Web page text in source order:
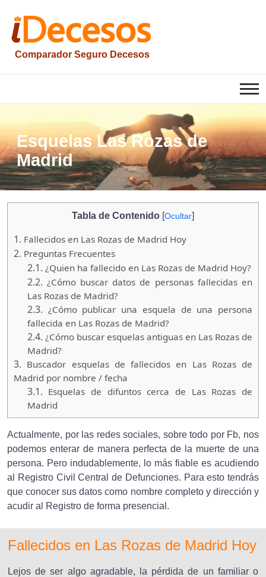
contenido
Comparador Seguro Decesos
iesquelas
Esquelas Las Rozas de
Madrid
Tabla de Contenido [Ocultar]
1. Fallecidos en Las Rozas de Madrid Hoy
2. Preguntas Frecuentes
2.1. ¿Quien ha fallecido en Las Rozas de Madrid Hoy?
2.2. ¿Cómo buscar datos de personas fallecidas en
Las Rozas de Madrid?
2.3. ¿Cómo publicar una esquela de una persona
fallecida en Las Rozas de Madrid?
2.4. ¿Cómo buscar esquelas antiguas en Las Rozas de
Madrid?
3. Buscador esquelas de fallecidos en Las Rozas de
Madrid por nombre / fecha
3.1. Esquelas de difuntos cerca de Las Rozas de
Madrid
Actualmente, por las redes sociales, sobre todo por Fb, nos
podemos enterar de manera perfecta de la muerte de una
persona. Pero indudablemente, lo más fiable es acudiendo
al Registro Civil Central de Defunciones. Para esto tendrás
que conocer sus datos como nombre completo y dirección y
acudir al Registro de forma presencial.
Fallecidos en Las Rozas de Madrid Hoy
Lejos de ser algo agradable, la pérdida de un familiar o